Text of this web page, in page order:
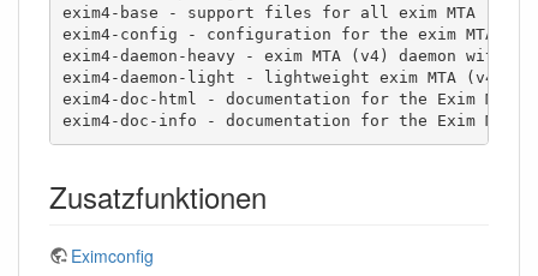
exim4-base - support files for all exim MTA (v4)
exim4-config - configuration for the exim MTA
exim4-daemon-heavy - exim MTA (v4) daemon
exim4-daemon-light - lightweight exim MTA (v4)
exim4-doc-html - documentation for the Exim MTA
exim4-doc-info - documentation for the Exim
Zusatzfunktionen
Eximconfig